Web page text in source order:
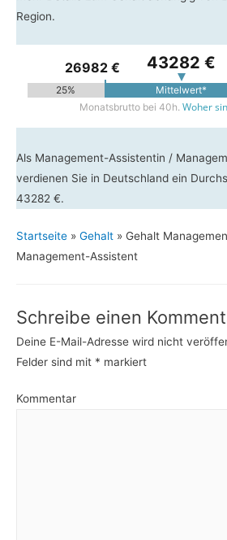
Region.
26982 € 43282 €
25% Mittelwert*
Monatsbrutto bei 40h. Woher
Als Management-Assistentin /
verdienen Sie in Deutschland ein
43282 €.
Startseite » Gehalt » Gehalt
Management-Assistent
Schreibe einen
Deine E-Mail-Adresse wird nicht
Felder sind mit * markiert
Kommentar